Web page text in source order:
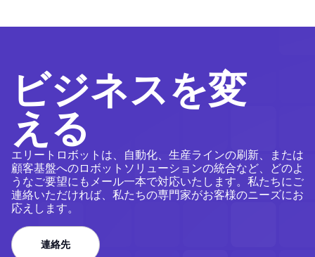
ビジネスを変
える
エリートロボットは、自動化、生産ラインの刷新、または
顧客基盤へのロボットソリューションの統合など、どのよ
うなご要望にもメール一本で対応いたします。私たちにご
連絡いただければ、私たちの専門家がお客様のニーズにお
応えします。
連絡先